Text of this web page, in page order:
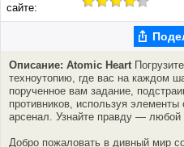
сайте:
Описание: Atomic Heart
техноутопию, где вас на каждом
порученное вам задание,
противников, используя
арсенал. Узнайте правду — любой
Добро пожаловать в дивный мир